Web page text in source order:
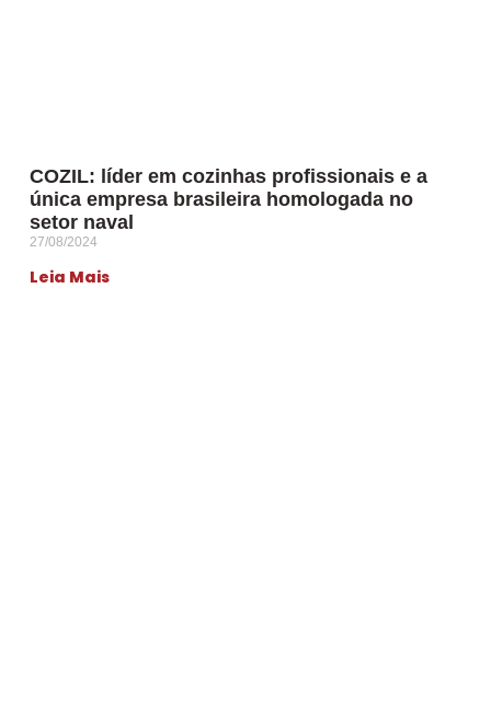
COZIL: líder em cozinhas profissionais e a
única empresa brasileira homologada no
setor naval
27/08/2024
Leia Mais